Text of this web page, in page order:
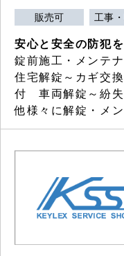
販売可 工事
安心と安全の防犯
錠前施工・メンテ
住宅解錠～カギ交
付 車両解錠～紛
他様々に解錠・メ